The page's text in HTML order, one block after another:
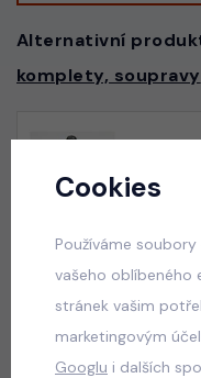
Alternativní
komplety, soupravy
skladem
Teenage
Cookies
Používáme
vašeho oblíbeného
stránek vašim
marketingovým
Googlu i dalších